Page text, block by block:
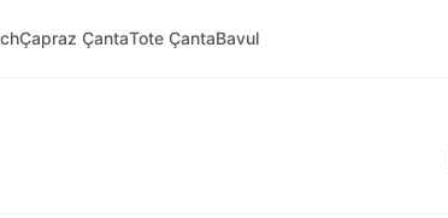
Çapraz ÇantaTote ÇantaBavul